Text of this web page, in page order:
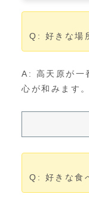
Q: 好きな場
A: 高天原が一
心が和みます。
Q: 好きな食